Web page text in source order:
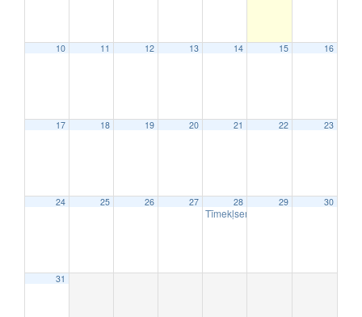
10 11 12 13 14 15 16
17 18 19 20 21 22 23
24 25 26 27 28
Tīmekļseminārs “Bibliotēka kā
29 30
31